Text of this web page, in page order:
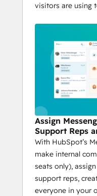
visitors are using
Assign
Support Reps
With HubSpot’s
make internal
seats only),
support reps,
everyone in your